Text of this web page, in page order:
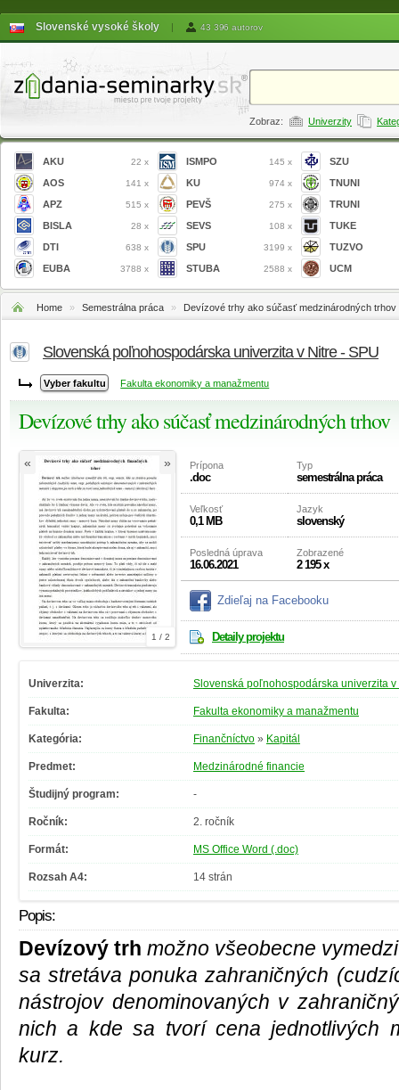
Slovenské vysoké školy | 43 396 autorov
Zobraz: Univerzity
AKU 22 x
AOS 141 x
APZ 515 x
BISLA 28 x
DTI 638 x
EUBA 3788 x
ISMPO 145 x
KU 974 x
PEVŠ 275 x
SEVS 108 x
SPU 3199 x
STUBA 2588 x
SZU
TNUNI
TRUNI
TUKE
TUZVO
UCM
Home » Semestrálna práca » Devízové trhy ako súčasť medzinárodných trhov
Slovenská poľnohospodárska univerzita v Nitre - SPU
Fakulta ekonomiky a manažmentu
Devízové trhy ako súčasť medzinárodných trhov
1 / 2
« » Prípona
.doc
Typ
semestrálna práca
Veľkosť
0,1 MB
Jazyk
slovenský
Posledná úprava
16.06.2021
Zobrazené
2 195 x
Zdieľaj na Facebooku
Detaily projektu
Univerzita: Slovenská poľnohospodárska univerzita v
Fakulta: Fakulta ekonomiky a manažmentu
Kategória: Finančníctvo » Kapitál
Predmet: Medzinárodné financie
Študijný program: -
Ročník: 2. ročník
Formát: MS Office Word (.doc)
Rozsah A4: 14 strán
Popis:
Devízový trh možno všeobecne
sa stretáva ponuka zahraničných
nástrojov denominovaných v
nich a kde sa tvorí cena jednotlivých
kurz.